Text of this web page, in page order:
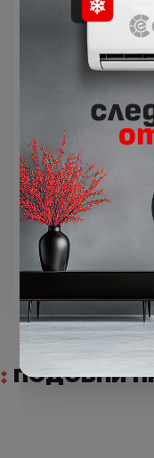
Hitachi
приложение
интернет.
Гласови
Alexa или
основни
работен
т.н
ПОДОБНИ